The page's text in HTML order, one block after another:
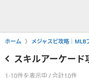
ホーム メジャスピ攻略｜MLB
スキルアーケード
1-10件を表示中 / 合計10件